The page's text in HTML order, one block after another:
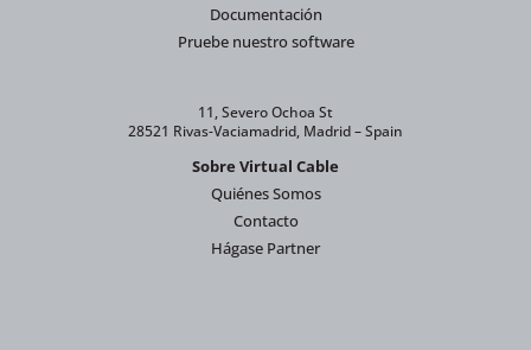
Documentación
Pruebe nuestro software
11, Severo Ochoa St
28521 Rivas-Vaciamadrid, Madrid – Spain
Sobre Virtual Cable
Quiénes Somos
Contacto
Hágase Partner